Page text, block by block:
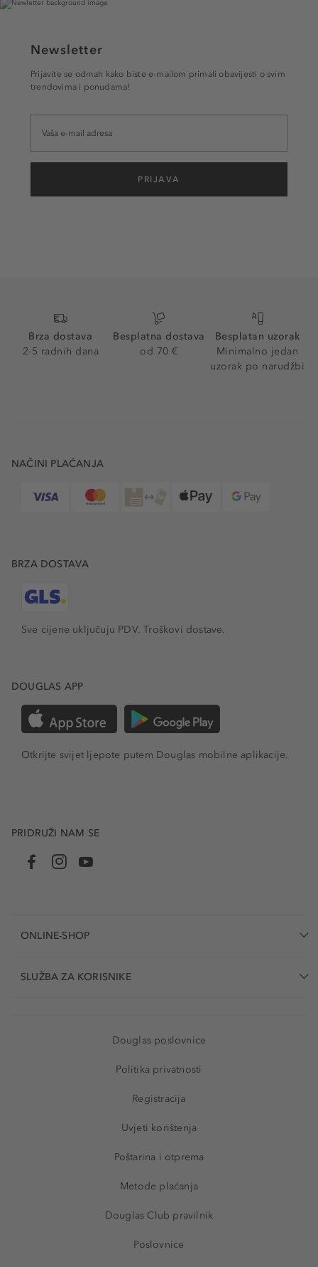
Newsletter
Prijavite se odmah kako biste e-mailom primali obavijesti o svim
trendovima i ponudama!
PRIJAVA
Brza dostava
2-5 radnih dana
Besplatna dostava
od 70 €
Besplatan uzorak
Minimalno jedan
uzorak po narudžbi
NAČINI PLAĆANJA
BRZA DOSTAVA
Sve cijene uključuju PDV.Troškovi dostave.
DOUGLAS APP
Otkrijte svijet ljepote putem Douglas mobilne aplikacije.
PRIDRUŽI NAM SE
ONLINE-SHOP
SLUŽBA ZA KORISNIKE
Douglas poslovnice
Politika privatnosti
Registracija
Uvjeti korištenja
Poštarina i otprema
Metode plaćanja
Douglas Club pravilnik
Poslovnice